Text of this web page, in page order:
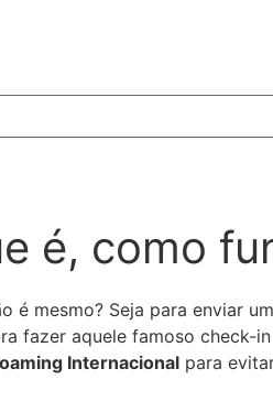
é, como
é mesmo? Seja para enviar
fazer aquele famoso check-
Internacional para